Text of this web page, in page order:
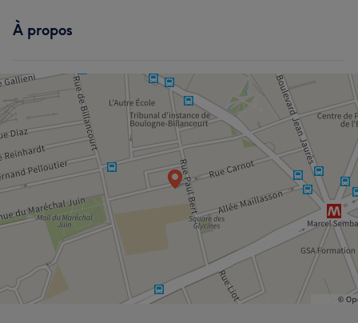
À propos